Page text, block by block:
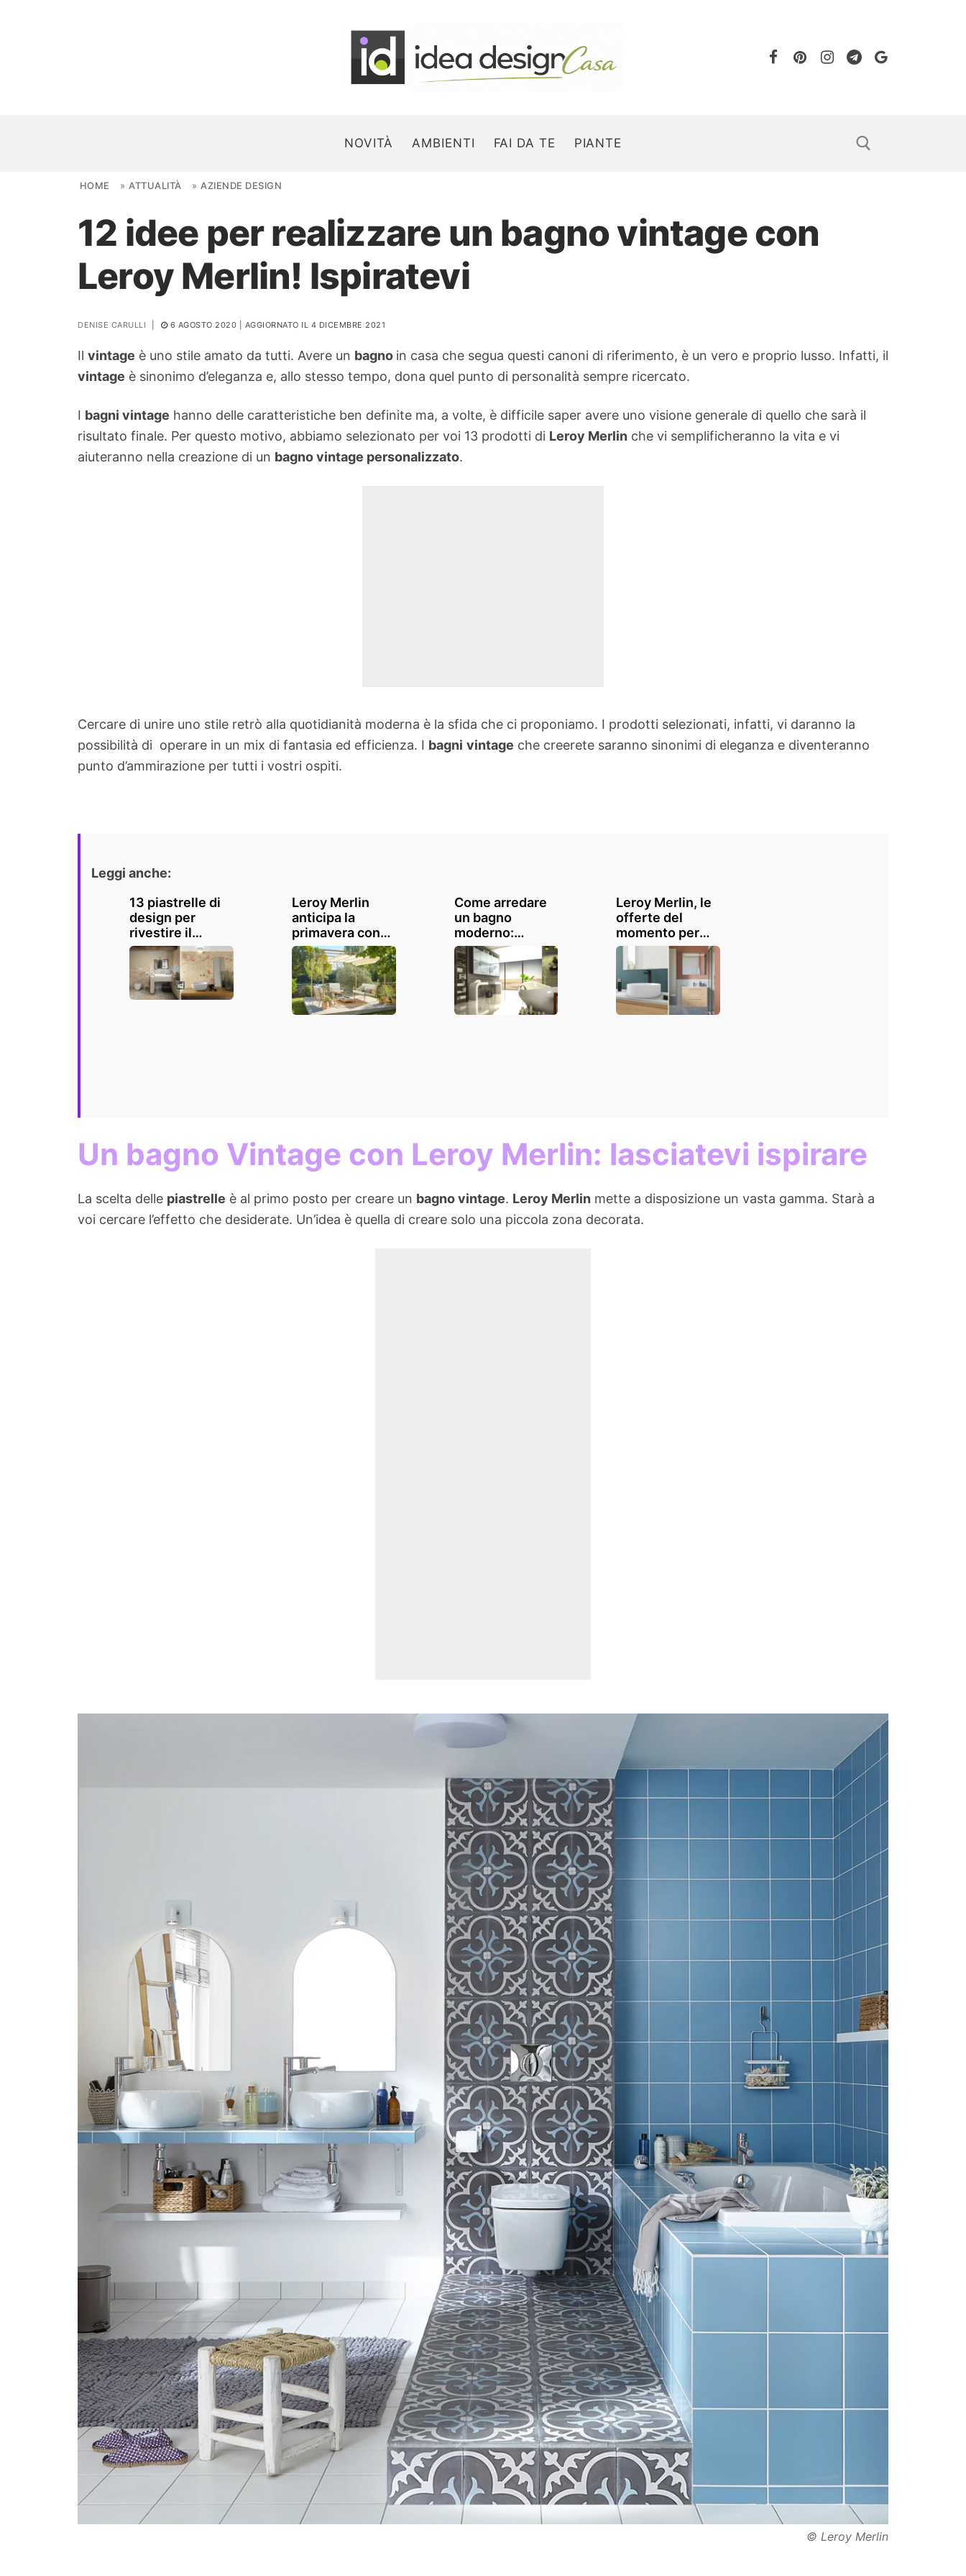
NOVITÀ AMBIENTI FAI DA TE PIANTE
Search for:
NOVITÀ
AMBIENTI
Ortaggio
Search for:
HOME » ATTUALITÀ » AZIENDE DESIGN
12 idee per realizzare un bagno vintage con
Leroy Merlin! Ispiratevi
DENISE CARULLI 6 AGOSTO 2020 | AGGIORNATO IL 4 DICEMBRE 2021
Il vintage è uno stile amato da tutti. Avere un bagno in casa che segua questi canoni di riferimento, è un vero e proprio lusso. Infatti, il
vintage è sinonimo d’eleganza e, allo stesso tempo, dona quel punto di personalità sempre ricercato.
I bagni vintage hanno delle caratteristiche ben definite ma, a volte, è difficile saper avere uno visione generale di quello che sarà il
risultato finale. Per questo motivo, abbiamo selezionato per voi 13 prodotti di Leroy Merlin che vi semplificheranno la vita e vi
aiuteranno nella creazione di un bagno vintage personalizzato.
Cercare di unire uno stile retrò alla quotidianità moderna è la sfida che ci proponiamo. I prodotti selezionati, infatti, vi daranno la
possibilità di operare in un mix di fantasia ed efficienza. I bagni vintage che creerete saranno sinonimi di eleganza e diventeranno
punto d’ammirazione per tutti i vostri ospiti.
Leggi anche:
13 piastrelle di
design per
rivestire il
bagno con Leroy
Merlin
Leroy Merlin
anticipa la
primavera con
SCONTI fino al
30%: ecco le
offerte per
l'outdoor
Come arredare
un bagno
moderno:
consigli e
ispirazioni
Leroy Merlin, le
offerte del
momento per
rinnovare il
bagno: sconti
fino al 30%
Un bagno Vintage con Leroy Merlin: lasciatevi ispirare
La scelta delle piastrelle è al primo posto per creare un bagno vintage. Leroy Merlin mette a disposizione un vasta gamma. Starà a
voi cercare l’effetto che desiderate. Un’idea è quella di creare solo una piccola zona decorata.
© Leroy Merlin